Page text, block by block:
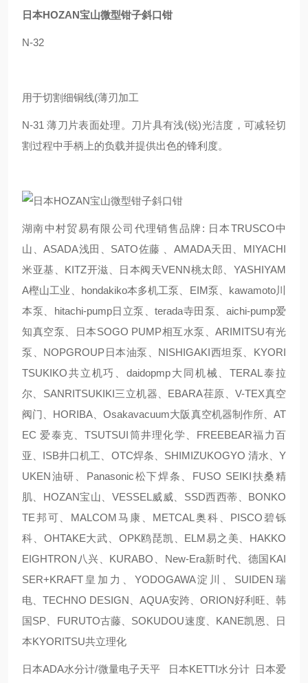
日本HOZAN宝山微型钳子斜口钳
N-32
用于切割细铜线(薄刃加工
N-31 薄刀片表面处理。刀片具有浅(锐)光洁度，可减轻切
割过程中手柄上的负载并提供出色的锋利度。
湖南中村贸易有限公司代理销售品牌: 日本TRUSCO中
山、ASADA浅田、SATO佐藤 、AMADA天田、MIYACHI
米亚基、KITZ开滋、日本阀天VENN桃太郎、YASHIYAM
A樫山工业、hondakiko本多机工泵、EIM泵、kawamoto川
本泵、hitachi-pump日立泵、terada寺田泵、aichi-pump爱
知真空泵、日本SOGO PUMP相互水泵、ARIMITSU有光
泵、NOPGROUP日本油泵、NISHIGAKI西坦泵、KYORI
TSUKIKO共立机巧、daidopmp大同机械、TERAL泰拉
尔、SANRITSUKIKI三立机器、EBARA荏原、V-TEX真空
阀门、HORIBA、Osakavacuum大阪真空机器制作所、AT
EC 爱泰克、TSUTSUI筒井理化学、FREEBEAR福力百
亚、ISB井口机工、OTC焊条、SHIMIZUKOGYO 清水、Y
UKEN油研、Panasonic松下焊条、FUSO SEIKI扶桑精
肌、HOZAN宝山、VESSEL威威、SSD西西蒂、BONKO
TE邦可、MALCOM马康、METCAL奥科、PISCO碧铄
科、OHTAKE大武、OPK鸥琵凯、ELM易之美、HAKKO
EIGHTRON八兴、KURABO、New-Era新时代、德国KAI
SER+KRAFT皇加力、YODOGAWA淀川、SUIDEN瑞
电、TECHNO DESIGN、AQUA安跨、ORION好利旺、韩
国SP、FURUTO古藤、SOKUDOU速度、KANE凯恩、日
本KYORITSU共立理化
日本ADA水分计/微量电子天平 日本KETTI水分计 日本爱